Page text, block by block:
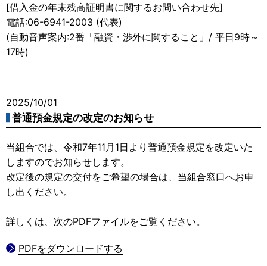
[借入金の年末残高証明書に関するお問い合わせ先]
電話:06-6941-2003 (代表)
(自動音声案内:2番「融資・渉外に関すること」/ 平日9時～
17時)
2025/10/01
普通預金規定の改定のお知らせ
当組合では、令和7年11月1日より普通預金規定を改定いた
しますのでお知らせします。
改定後の規定の交付をご希望の場合は、当組合窓口へお申
し出ください。
詳しくは、次のPDFファイルをご覧ください。
PDFをダウンロードする